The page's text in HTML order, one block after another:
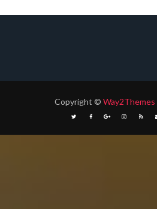
Copyright © Way2Themes